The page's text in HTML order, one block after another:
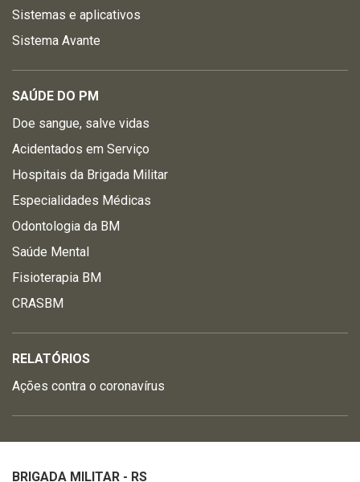
Sistemas e aplicativos
Sistema Avante
SAÚDE DO PM
Doe sangue, salve vidas
Acidentados em Serviço
Hospitais da Brigada Militar
Especialidades Médicas
Odontologia da BM
Saúde Mental
Fisioterapia BM
CRASBM
RELATÓRIOS
Ações contra o coronavírus
BRIGADA MILITAR - RS